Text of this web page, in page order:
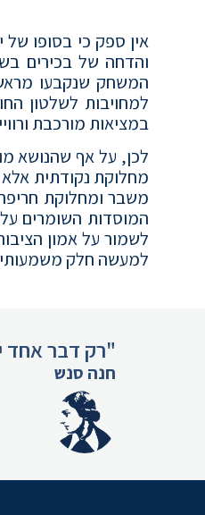
אין ספק כי בסופו של
והדחה של בכירים
המשחק שנקבעו
למחויבות לשלטון
במציאות מורכבת
לכן, על אף שהנושא
מחלוקת נקודתית
משבר ומחלוקת
המוסדות השומרים על
לשמור על אמון
למעשה חלק משמעותי
"רק דבר אחד
חנה סנש